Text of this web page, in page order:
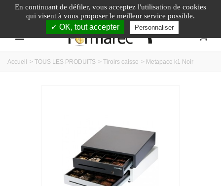
Appelez-nous au :04.74.40.79.95
Accueil > TOUS LES PRODUITS > Tiroirs caisse > Metapace k1 Noir
En continuant de défiler, vous acceptez l'utilisation de cookies
qui visent à vous proposer le meilleur service possible.
✓ OK, tout accepter Personnaliser